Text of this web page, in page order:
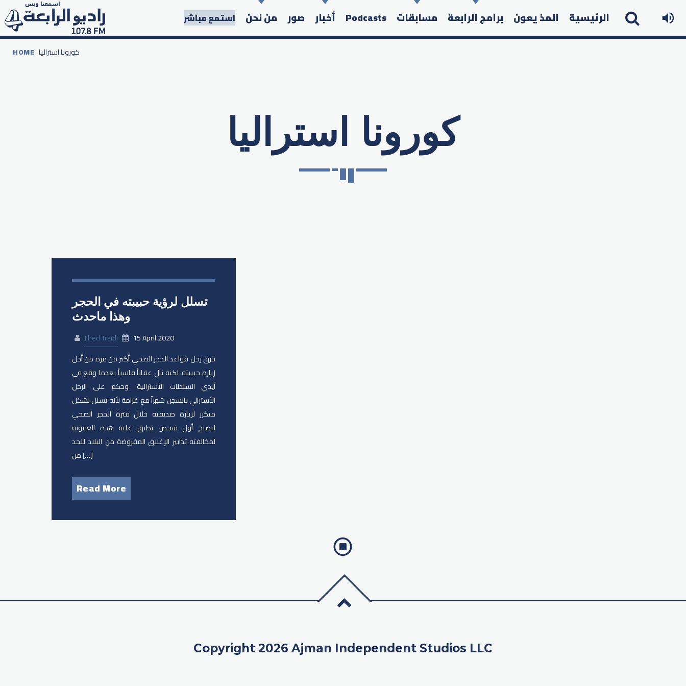
الرئيسية المذ يعون برامج الرابعة مسابقات Podcasts أخبار صور من نحن استمع مباشر
Search in the website:
HOME كورونا استراليا
كورونا استراليا
تسلل لرؤية حبيبته في الحجر
وهذا ماحدث
Jihed Traidi
15 April 2020
خرق رجل قواعد الحجر الصحي أكثر من مرة من أجل
زيارة حبيبته، لكنه نال عقاباً قاسياً بعدما وقع في
أيدي السلطات الأسترالية. وحكم على الرجل
الأسترالي بالسجن شهراً مع غرامة لأنه تسلل بشكل
متكرر لزيارة صديقته خلال فترة الحجر الصحي
ليصبح أول شخص تطبق عليه هذه العقوبة
لمخالفته تدابير الإغلاق المفروضة من البلاد للحد
من […]
Read More
Copyright 2026 Ajman Independent Studios LLC